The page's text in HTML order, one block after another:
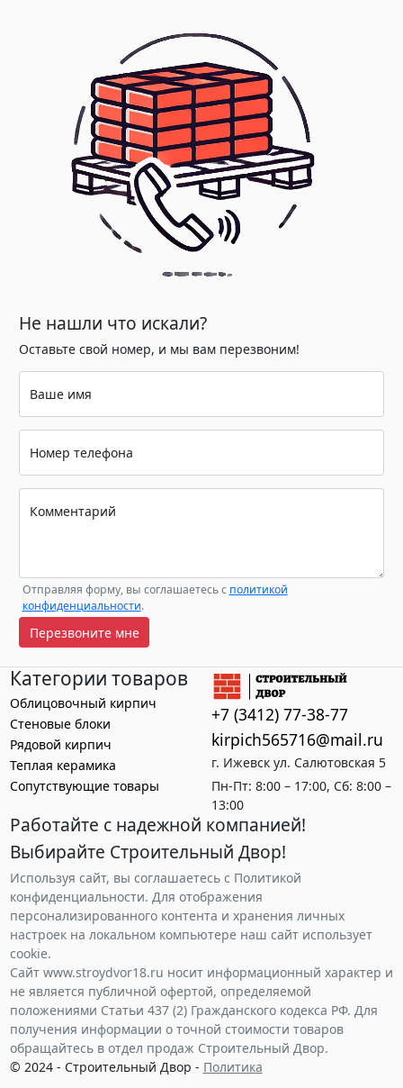
Не нашли что искали?
Оставьте свой номер, и мы вам перезвоним!
Ваше имя
Номер телефона
Комментарий
Отправляя форму, вы соглашаетесь с политикой
конфиденциальности.
Перезвоните мне
Работайте с надежной компанией!
Выбирайте Строительный Двор!
Используя сайт, вы соглашаетесь с Политикой
конфиденциальности. Для отображения
персонализированного контента и хранения личных
настроек на локальном компьютере наш сайт использует
cookie.
Сайт www.stroydvor18.ru носит информационный характер и
не является публичной офертой, определяемой
положениями Статьи 437 (2) Гражданского кодекса РФ. Для
получения информации о точной стоимости товаров
обращайтесь в отдел продаж Строительный Двор.
Категории товаров
Облицовочный кирпич
Стеновые блоки
Рядовой кирпич
Теплая керамика
Сопутствующие товары
+7 (3412) 77-38-77
kirpich565716@mail.ru
г. Ижевск ул. Салютовская 5
Пн-Пт: 8:00 – 17:00, Сб: 8:00 –
13:00
© 2024 - Строительный Двор - Политика